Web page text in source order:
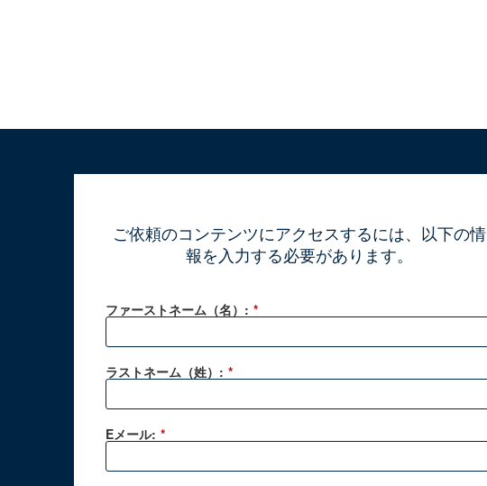
ご依頼のコンテンツにアクセスするには、以下の情
報を入力する必要があります。
*
ファーストネーム（名）:
*
ラストネーム（姓）:
*
Eメール: